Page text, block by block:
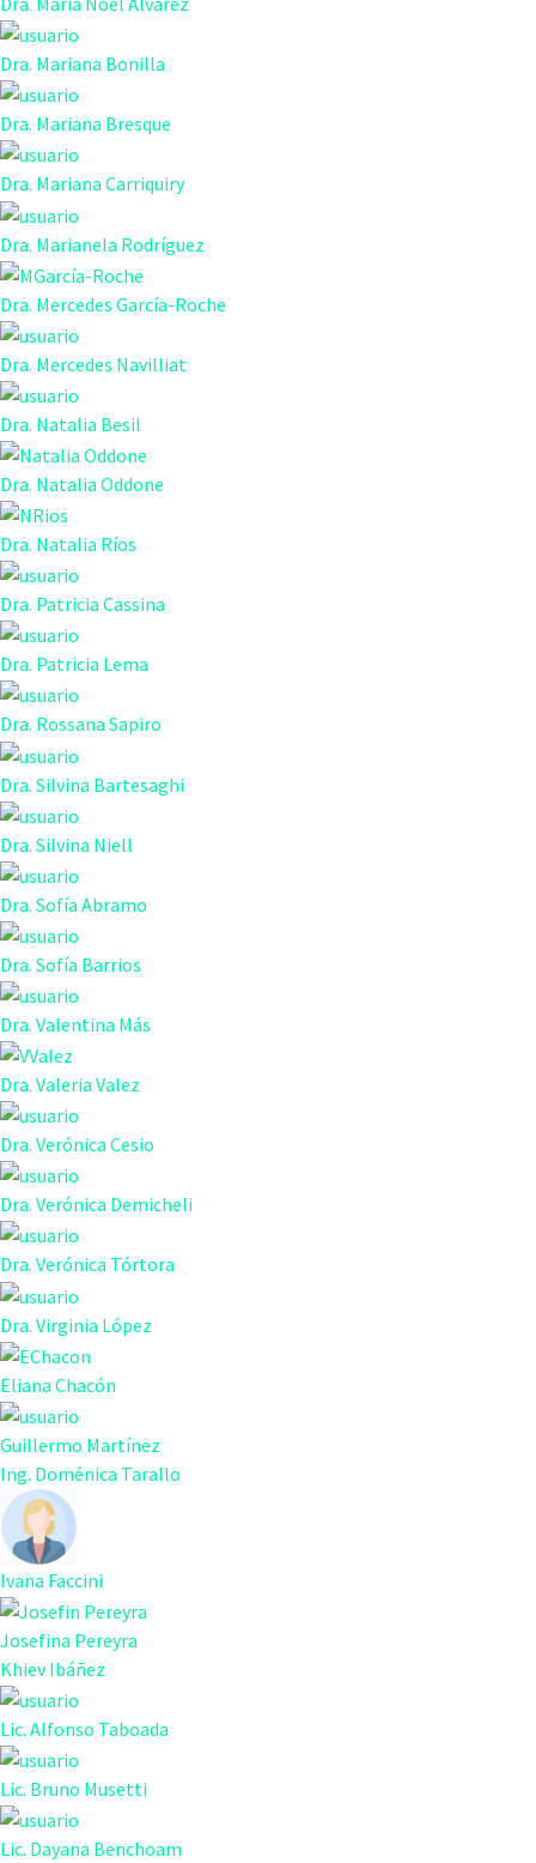
Dra. Mariana Bonilla
Dra. Mariana Bresque
Dra. Mariana Carriquiry
Dra. Marianela Rodríguez
Dra. Mercedes García-Roche
Dra. Mercedes Navilliat
Dra. Natalia Besil
Dra. Natalia Oddone
Dra. Natalia Ríos
Dra. Patricia Cassina
Dra. Patricia Lema
Dra. Rossana Sapiro
Dra. Silvina Bartesaghi
Dra. Silvina Niell
Dra. Sofía Abramo
Dra. Sofía Barrios
Dra. Valentina Más
Dra. Valeria Valez
Dra. Verónica Cesio
Dra. Verónica Demicheli
Dra. Verónica Tórtora
Dra. Virginia López
Eliana Chacón
Guillermo Martínez
Ing. Doménica Tarallo
Ivana Faccini
Josefina Pereyra
Khiev Ibáñez
Lic. Alfonso Taboada
Lic. Bruno Musetti
Lic. Dayana Benchoam